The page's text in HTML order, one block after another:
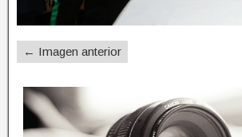
← Imagen anterior